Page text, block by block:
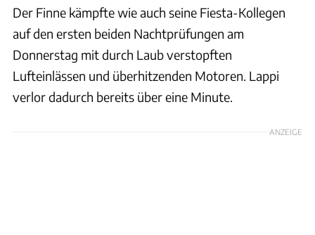
Der Finne kämpfte wie auch seine Fiesta-Kollegen
auf den ersten beiden Nachtprüfungen am
Donnerstag mit durch Laub verstopften
Lufteinlässen und überhitzenden Motoren. Lappi
verlor dadurch bereits über eine Minute.
ANZEIGE